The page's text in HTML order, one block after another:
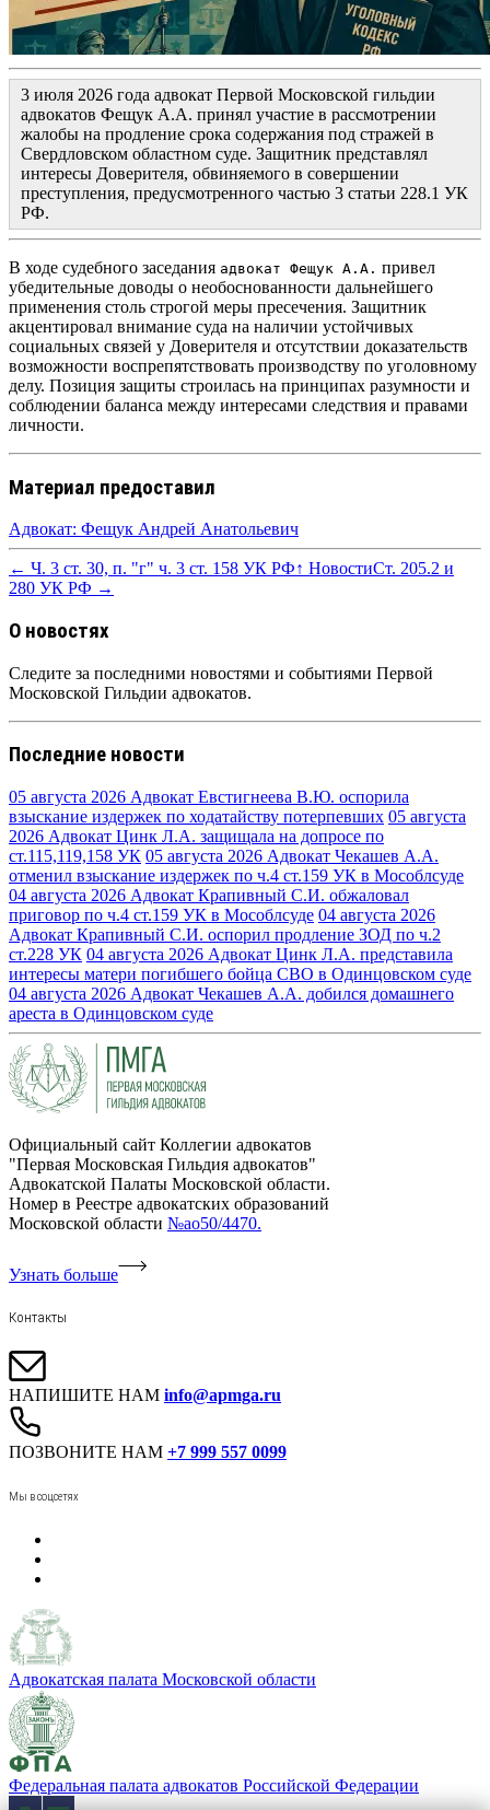
3 июля 2026 года адвокат Первой Московской гильдии
адвокатов Фещук А.А. принял участие в рассмотрении
жалобы на продление срока содержания под стражей в
Свердловском областном суде. Защитник представлял
интересы Доверителя, обвиняемого в совершении
преступления, предусмотренного частью 3 статьи 228.1 УК
РФ.
В ходе судебного заседания адвокат Фещук А.А. привел
убедительные доводы о необоснованности дальнейшего
применения столь строгой меры пресечения. Защитник
акцентировал внимание суда на наличии устойчивых
социальных связей у Доверителя и отсутствии доказательств
возможности воспрепятствовать производству по уголовному
делу. Позиция защиты строилась на принципах разумности и
соблюдении баланса между интересами следствия и правами
личности.
Материал предоставил
Адвокат: Фещук Андрей Анатольевич
← Ч. 3 ст. 30, п. "г" ч. 3 ст. 158 УК РФ↑ НовостиСт. 205.2 и
280 УК РФ →
О новостях
Следите за последними новостями и событиями Первой
Московской Гильдии адвокатов.
Последние новости
05 августа 2026 Адвокат Евстигнеева В.Ю. оспорила
взыскание издержек по ходатайству потерпевших 05 августа
2026 Адвокат Цинк Л.А. защищала на допросе по
ст.115,119,158 УК 05 августа 2026 Адвокат Чекашев А.А.
отменил взыскание издержек по ч.4 ст.159 УК в Мособлсуде
04 августа 2026 Адвокат Крапивный С.И. обжаловал
приговор по ч.4 ст.159 УК в Мособлсуде 04 августа 2026
Адвокат Крапивный С.И. оспорил продление ЗОД по ч.2
ст.228 УК 04 августа 2026 Адвокат Цинк Л.А. представила
интересы матери погибшего бойца СВО в Одинцовском суде
04 августа 2026 Адвокат Чекашев А.А. добился домашнего
ареста в Одинцовском суде
Официальный сайт Коллегии адвокатов
"Первая Московская Гильдия адвокатов"
Адвокатской Палаты Московской области.
Номер в Реестре адвокатских образований
Московской области №ао50/4470.
Узнать больше
Контакты
НАПИШИТЕ НАМ info@apmga.ru
ПОЗВОНИТЕ НАМ +7 999 557 0099
Мы в соцсетях
Адвокатская палата Московской области
Федеральная палата адвокатов Российской Федерации